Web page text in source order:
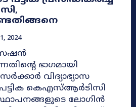
2024
ഭാഗമായി
വിദ്യാഭ്യാസ
കെഎസ്ആർടിസി
സ്ഥാപനങ്ങളുടെ ലോഗിൻ